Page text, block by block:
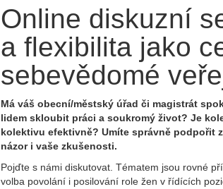
Online diskuzní
a flexibilita jako
sebevědomé
Má váš obecní/městský úřad či magistrát
lidem skloubit práci a soukromý život? Je
kolektivu efektivně? Umíte správně podpořit
názor i vaše zkušenosti.
Pojďte s námi diskutovat. Tématem jsou rovné
volba povolání i posilování role žen v řídících